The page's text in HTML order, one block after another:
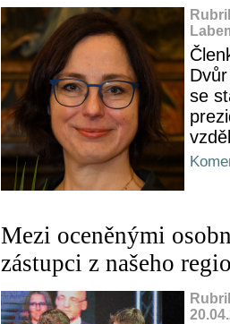
se
Mezi oceněnými
zástupci z našeho